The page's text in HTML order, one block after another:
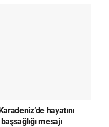
hayatını
mesajı